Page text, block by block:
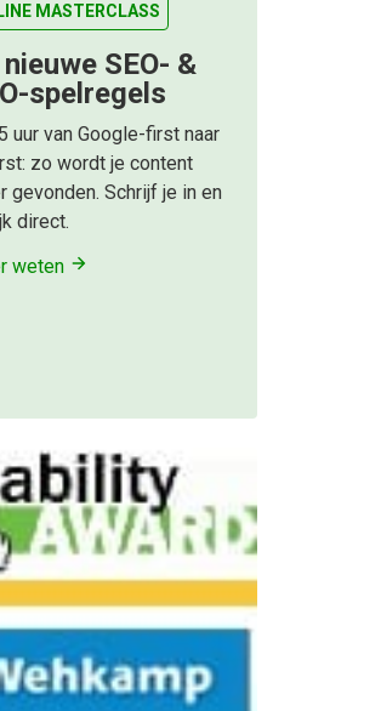
MASTERCLASS
nieuwe SEO- &
spelregels
uur van Google-first naar
zo wordt je content
gevonden. Schrijf je in en
direct.
weten